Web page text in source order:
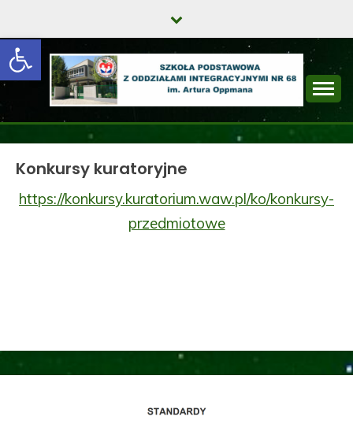
Open toolbar
content
SZKOŁA
PODSTAWOWA Z
ODDZIAŁAMI
INTEGRACYJNYMI
NR 68 IM. ARTURA
Konkursy kuratoryjne
https://konkursy.kuratorium.waw.pl/ko/konkursy-
przedmiotowe